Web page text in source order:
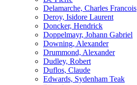
Delamarche, Charles Francois
Deroy, Isidore Laurent
Doncker, Hendrick
Doppelmayr, Johann Gabriel
Downing, Alexander
Drummond, Alexander
Dudley, Robert
Duflos, Claude
Edwards, Sydenham Teak